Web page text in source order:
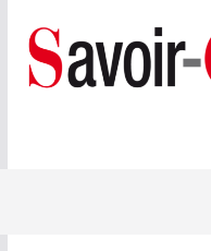
Little Ice 700 W
Fête des
Laphroaig et
Catawiki met